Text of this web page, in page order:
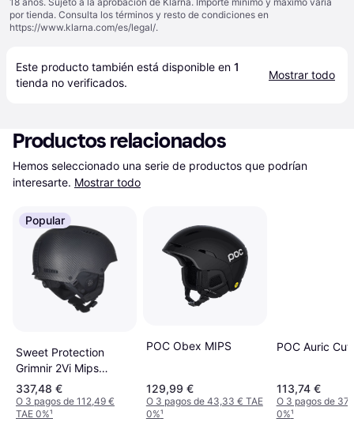
por tienda. Consulta los términos y resto de condiciones en
https://www.klarna.com/es/legal/.
Este producto también está disponible en 1
tienda no verificados.
Mostrar todo
Productos relacionados
Hemos seleccionado una serie de productos que podrían
interesarte. Mostrar todo
Popular
Sweet Protection
Grimnir 2Vi Mips
Helmet - Natural
Carbon
337,48 €
O 3 pagos de 112,49 €
TAE 0%¹
POC Obex MIPS
129,99 €
O 3 pagos de 43,33 € TAE
0%¹
POC Auric Cut
113,74 €
O 3 pagos de
0%¹